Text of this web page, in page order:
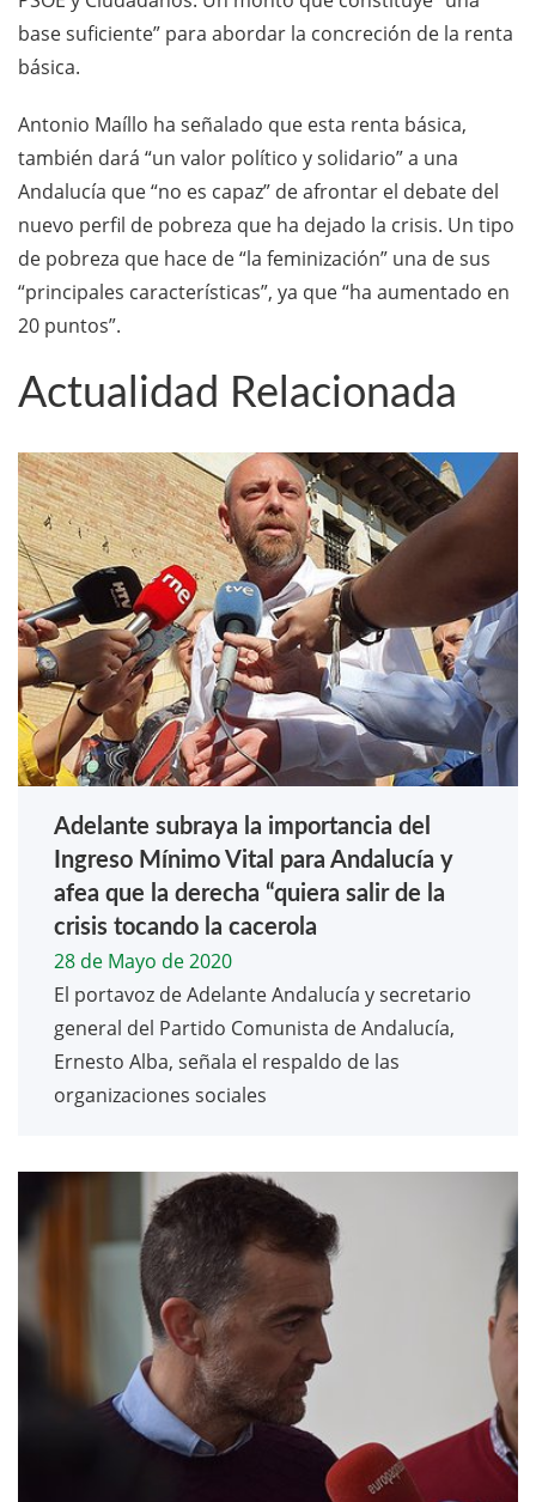
base suficiente” para abordar la concreción de la renta
básica.
Antonio Maíllo ha señalado que esta renta básica,
también dará “un valor político y solidario” a una
Andalucía que “no es capaz” de afrontar el debate del
nuevo perfil de pobreza que ha dejado la crisis. Un tipo
de pobreza que hace de “la feminización” una de sus
“principales características”, ya que “ha aumentado en
20 puntos”.
Actualidad Relacionada
Adelante subraya la importancia del
Ingreso Mínimo Vital para Andalucía y
afea que la derecha “quiera salir de la
crisis tocando la cacerola
28 de Mayo de 2020
El portavoz de Adelante Andalucía y secretario
general del Partido Comunista de Andalucía,
Ernesto Alba, señala el respaldo de las
organizaciones sociales